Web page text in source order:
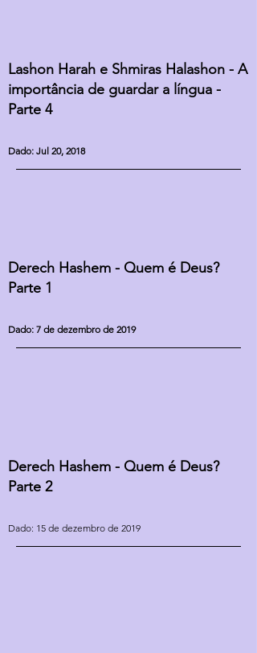
Lashon Harah e Shmiras Halashon - A
importância de guardar a língua -
Parte 4
Dado: Jul 20, 2018
Derech Hashem - Quem é Deus?
Parte 1
Dado: 7 de dezembro de 2019
Derech Hashem - Quem é Deus?
Parte 2
Dado: 15 de dezembro de 2019